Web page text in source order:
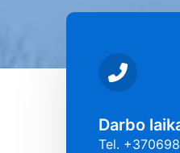
Darbo
Tel.